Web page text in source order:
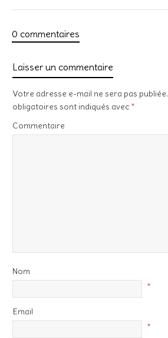
0 commentaires
Laisser un commentaire
Votre adresse e-mail ne sera pas publiée.
obligatoires sont indiqués avec *
Commentaire
Nom
*
Email
*